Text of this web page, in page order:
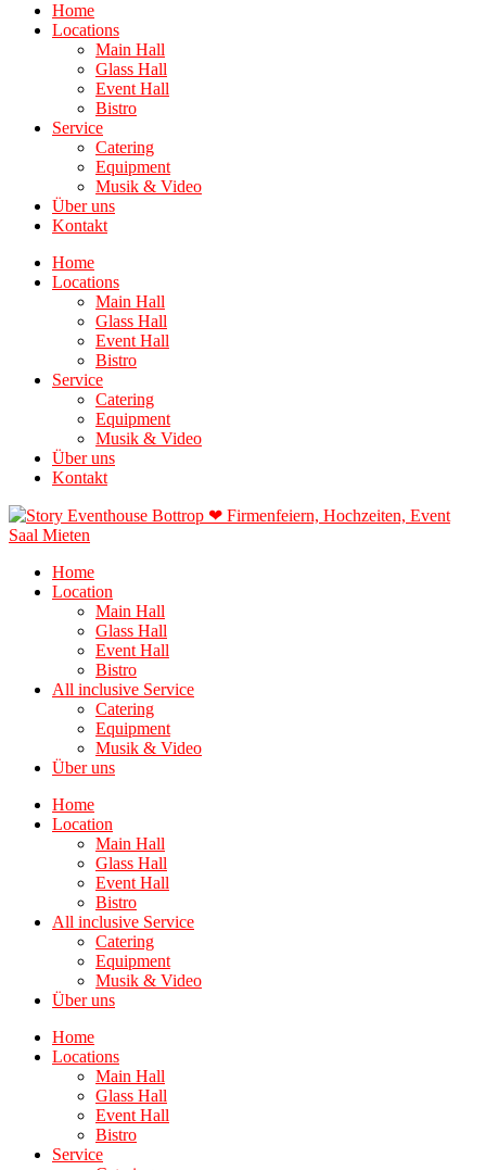
Home
Locations
Main Hall
Glass Hall
Event Hall
Bistro
Service
Catering
Equipment
Musik & Video
Über uns
Kontakt
Home
Locations
Main Hall
Glass Hall
Event Hall
Bistro
Service
Catering
Equipment
Musik & Video
Über uns
Kontakt
Home
Location
Main Hall
Glass Hall
Event Hall
Bistro
All inclusive Service
Catering
Equipment
Musik & Video
Über uns
Home
Location
Main Hall
Glass Hall
Event Hall
Bistro
All inclusive Service
Catering
Equipment
Musik & Video
Über uns
Home
Locations
Main Hall
Glass Hall
Event Hall
Bistro
Service